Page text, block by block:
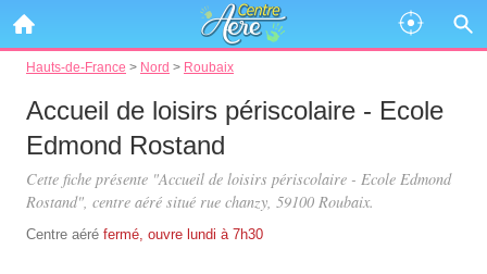
Hauts-de-France > Nord > Roubaix
Accueil de loisirs périscolaire - Ecole
Edmond Rostand
Cette fiche présente "Accueil de loisirs périscolaire - Ecole Edmond
Rostand", centre aéré situé rue chanzy, 59100 Roubaix.
Centre aéré fermé, ouvre lundi à 7h30